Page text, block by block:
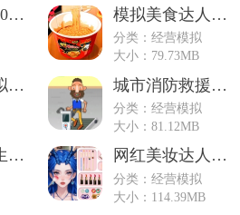
沙威玛传奇2025最新版本 模拟美食达人官方版
分类：经营模拟
大小：79.73MB
翻身逆袭模拟器2025最新版 城市消防救援任务游戏
分类：经营模拟
大小：81.12MB
我的急速人生安卓版 网红美妆达人手游
分类：经营模拟
大小：114.39MB